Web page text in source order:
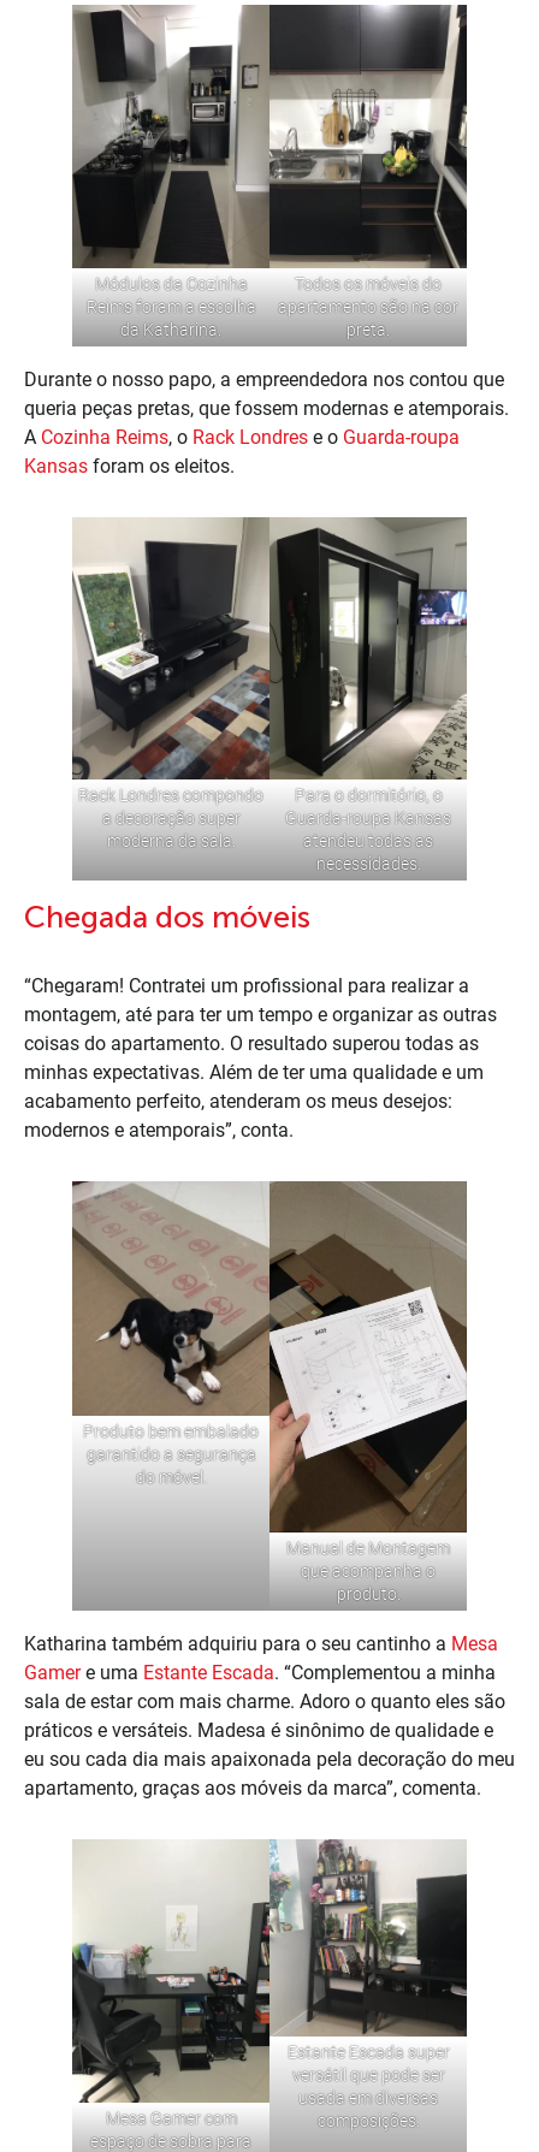
Módulos daCozinha
Reimsforam a escolha
da Katharina.
Todos os móveis do
apartamento são na cor
preta.
Durante o nosso papo, a empreendedora nos contou que
queria peças pretas, que fossem modernas e atemporais.
A Cozinha Reims, o Rack Londres e o Guarda-roupa
Kansas foram os eleitos.
Rack Londrescompondo
a decoração super
moderna da sala.
Para o dormitório, o
Guarda-roupa Kansas
atendeu todas as
necessidades.
Chegada dos móveis
“Chegaram! Contratei um profissional para realizar a
montagem, até para ter um tempo e organizar as outras
coisas do apartamento. O resultado superou todas as
minhas expectativas. Além de ter uma qualidade e um
acabamento perfeito, atenderam os meus desejos:
modernos e atemporais”, conta.
Produto bem embalado
garantido a segurança
do móvel.
Manual de Montagem
que acompanha o
produto.
Katharina também adquiriu para o seu cantinho a Mesa
Gamere uma Estante Escada. “Complementou a minha
sala de estar com mais charme. Adoro o quanto eles são
práticos e versáteis. Madesa é sinônimo de qualidade e
eu sou cada dia mais apaixonada pela decoração do meu
apartamento, graças aos móveis da marca”, comenta.
Mesa Gamercom
espaço de sobra para
Estante Escadasuper
versátil que pode ser
usada em diversas
composições.